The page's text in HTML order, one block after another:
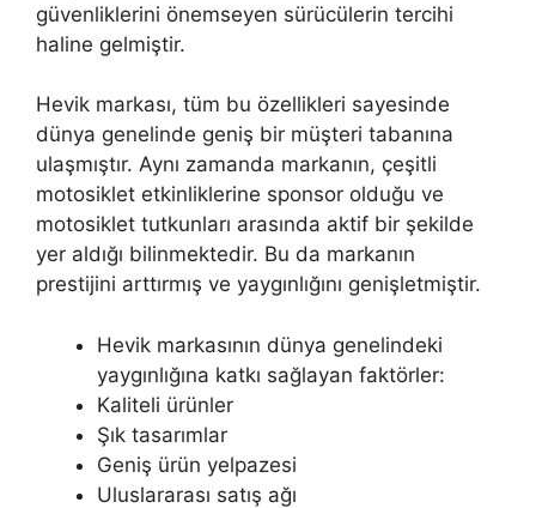
güvenliklerini önemseyen sürücülerin tercihi
haline gelmiştir.
Hevik markası, tüm bu özellikleri sayesinde
dünya genelinde geniş bir müşteri tabanına
ulaşmıştır. Aynı zamanda markanın, çeşitli
motosiklet etkinliklerine sponsor olduğu ve
motosiklet tutkunları arasında aktif bir şekilde
yer aldığı bilinmektedir. Bu da markanın
prestijini arttırmış ve yaygınlığını genişletmiştir.
Hevik markasının dünya genelindeki
yaygınlığına katkı sağlayan faktörler:
Kaliteli ürünler
Şık tasarımlar
Geniş ürün yelpazesi
Uluslararası satış ağı